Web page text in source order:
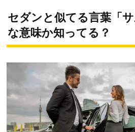
セダンと似てる言葉「
な意味か知ってる？